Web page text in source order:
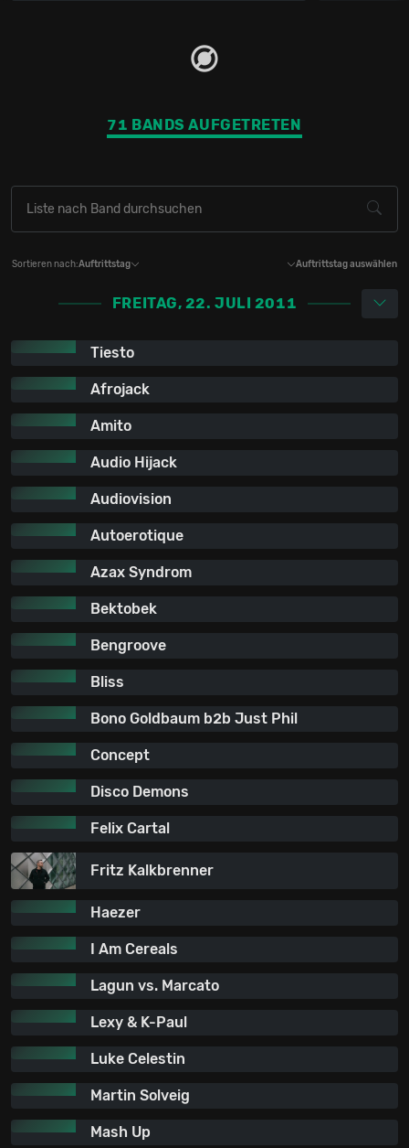
71 BANDS AUFGETRETEN
Sortieren nach:Auftrittstag Auftrittstag auswählen
FREITAG, 22. JULI 2011
Tiesto
Afrojack
Amito
Audio Hijack
Audiovision
Autoerotique
Azax Syndrom
Bektobek
Bengroove
Bliss
Bono Goldbaum b2b Just Phil
Concept
Disco Demons
Felix Cartal
Fritz Kalkbrenner
Haezer
I Am Cereals
Lagun vs. Marcato
Lexy & K-Paul
Luke Celestin
Martin Solveig
Mash Up